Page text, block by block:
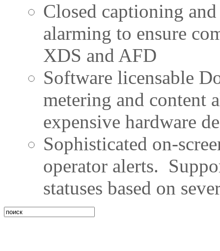
Closed captioning
alarming to ensure
XDS and AFD
Software licensable
metering and content
expensive hardware
Sophisticated on-
operator alerts.
statuses based on